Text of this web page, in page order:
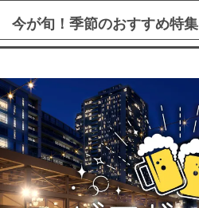
今が旬！季節のおすすめ特集